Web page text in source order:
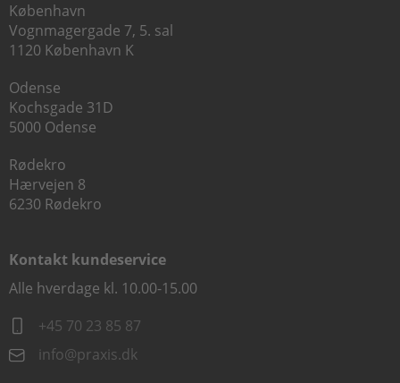
København
Vognmagergade 7, 5. sal
1120 København K
Odense
Kochsgade 31D
5000 Odense
Rødekro
Hærvejen 8
6230 Rødekro
Kontakt kundeservice
Alle hverdage kl. 10.00-15.00
+45 70 23 85 87
info@praxis.dk